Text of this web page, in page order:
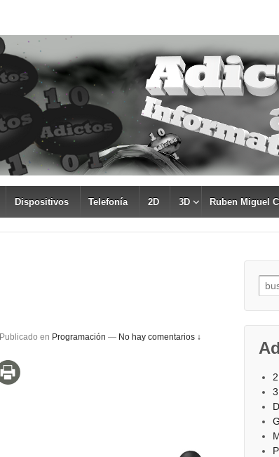
Dispositivos Telefonía 2D 3D Ruben Miguel
Publicado en Programación — No hay comentarios ↓